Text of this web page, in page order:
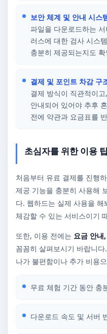
보안 체계 및 안내 시스
파일을 다운로드하는
러스에 대한 검사 시스
충분히 제공되는지도
결제 및 포인트 차감 구
결제 방식이 직관적이
안내되어 있어야 추후
전에 약관과 요금표를
초심자를 위한 이용 팁
처음부터 유료 결제를 진행
제공 기능을 충분히 사용해
다. 웹하드는 실제 사용을
체감할 수 있는 서비스이기
또한, 이용 전에는 요금 안내
꼼꼼히 살펴보시기 바랍니
나가 불편함이나 추가 비용
무료 체험 기간 동안 충
다운로드 속도 및 서버